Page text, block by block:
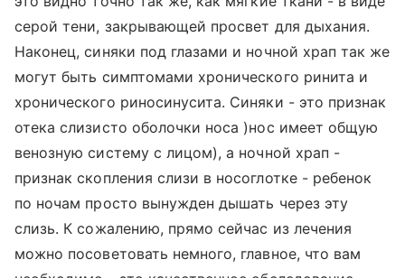
серой тени, закрывающей просвет для дыхания.
Наконец, синяки под глазами и ночной храп так же
могут быть симптомами хронического ринита и
хронического риносинусита. Синяки - это признак
отека слизисто оболочки носа )нос имеет общую
венозную систему с лицом), а ночной храп -
признак скопления слизи в носоглотке - ребенок
по ночам просто вынужден дышать через эту
слизь. К сожалению, прямо сейчас из лечения
можно посоветовать немного, главное, что вам